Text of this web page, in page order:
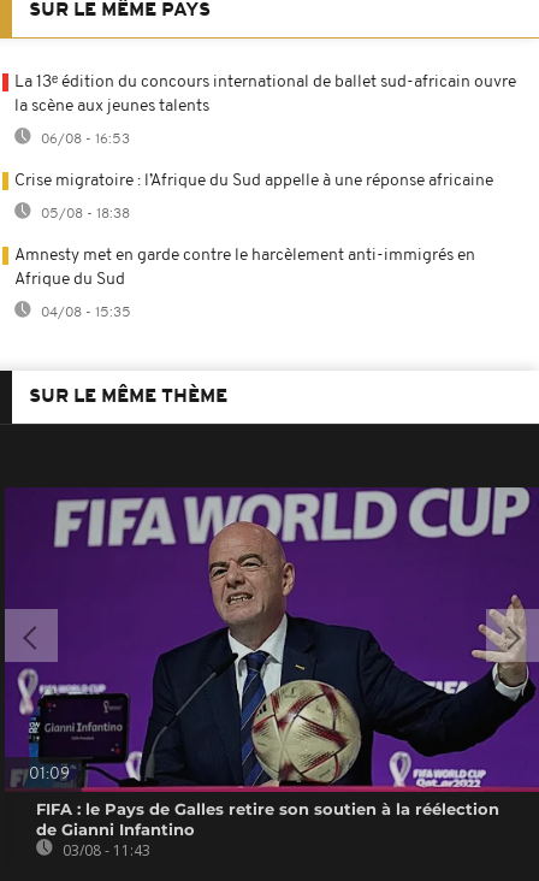
SUR LE MÊME PAYS
La 13ᵉ édition du concours international de ballet sud-africain ouvre
la scène aux jeunes talents
06/08 - 16:53
Crise migratoire : l’Afrique du Sud appelle à une réponse africaine
05/08 - 18:38
Amnesty met en garde contre le harcèlement anti-immigrés en
Afrique du Sud
04/08 - 15:35
SUR LE MÊME THÈME
01:09
FIFA : le Pays de Galles retire son soutien à la réélection
de Gianni Infantino
03/08 - 11:43